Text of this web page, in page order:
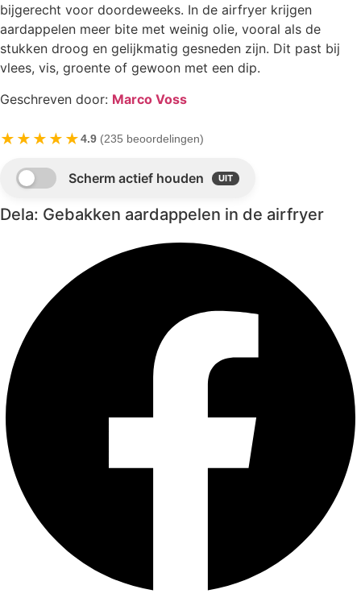
bijgerecht voor doordeweeks. In de airfryer krijgen
aardappelen meer bite met weinig olie, vooral als de
stukken droog en gelijkmatig gesneden zijn. Dit past bij
vlees, vis, groente of gewoon met een dip.
Geschreven door: Marco Voss
★★★★★4.9 (235 beoordelingen)
Dela: Gebakken aardappelen in de airfryer